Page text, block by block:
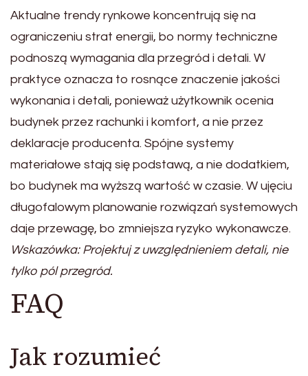
Aktualne trendy rynkowe koncentrują się na
ograniczeniu strat energii, bo normy techniczne
podnoszą wymagania dla przegród i detali. W
praktyce oznacza to rosnące znaczenie jakości
wykonania i detali, ponieważ użytkownik ocenia
budynek przez rachunki i komfort, a nie przez
deklaracje producenta. Spójne systemy
materiałowe stają się podstawą, a nie dodatkiem,
bo budynek ma wyższą wartość w czasie. W ujęciu
długofalowym planowanie rozwiązań systemowych
daje przewagę, bo zmniejsza ryzyko wykonawcze.
Wskazówka: Projektuj z uwzględnieniem detali, nie
tylko pól przegród.
FAQ
Jak rozumieć